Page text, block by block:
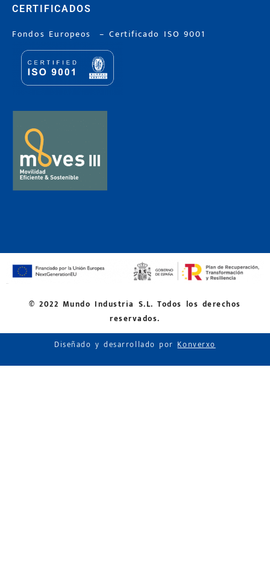
CERTIFICADOS
Fondos Europeos –Certificado ISO 9001
© 2022 Mundo Industria S.L. Todos los derechos
reservados.
Diseñado y desarrollado porKonverxo